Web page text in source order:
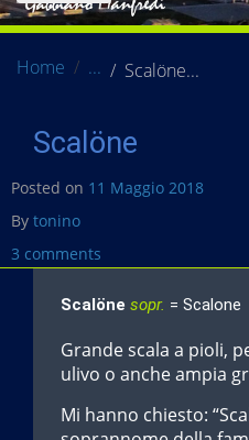
Home Scalöne
Scalöne
Posted on 11 Maggio 2018
By tonino
3 comments
Scalöne sopr. = Scalone
Grande scala a pioli,
ulivo o anche ampia
Mi hanno chiesto: